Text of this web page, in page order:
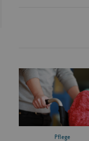
Pflege